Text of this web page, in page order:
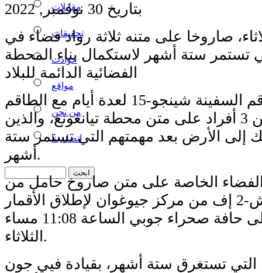
مقابلات
تحقيقات
حوادث
مواقع
من نحن
اتصل بنا
بتاريخ 30 نوفمبر, 2022
صاروخا على متنه ثلاثة رواد فضاء في
تستمر ستة أشهر لاستكمال بناء المحطة
الفضائية الدائمة للبلاد
وسيتداخل طاقم السفينة شينجو-15 لعدة أيام مع الطاقم
المكون من 3 أفراد على متن محطة تيانغونغ، والذين
إلى الأرض بعد مهمتهم التي تستمر ستة
أشهر.
الخاصة على متن صاروخ حامل من
طراز لونغ مارش-2 إف من مركز جيوغوان لإطلاق الأقمار
الاصطناعية على حافة صحراء جوبي الساعة 11:08 مساء
الثلاثاء.
تستغرق ستة أشهر، بقيادة فيي جون